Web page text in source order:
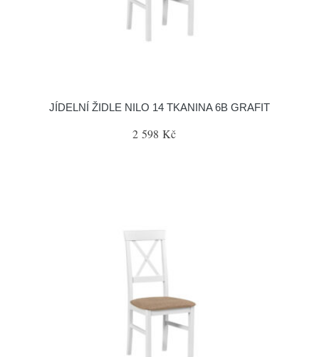
JÍDELNÍ ŽIDLE NILO 14 TKANINA 6B GRAFIT
2 598 Kč